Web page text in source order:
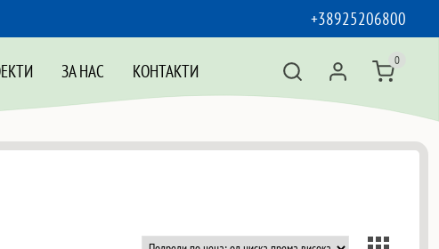
+38925206800
ЗА НАС КОНТАКТИ 0